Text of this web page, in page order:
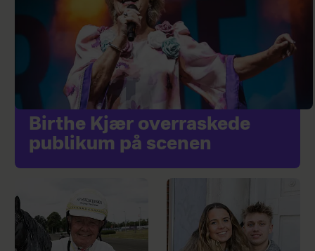
Birthe Kjær overraskede
publikum på scenen